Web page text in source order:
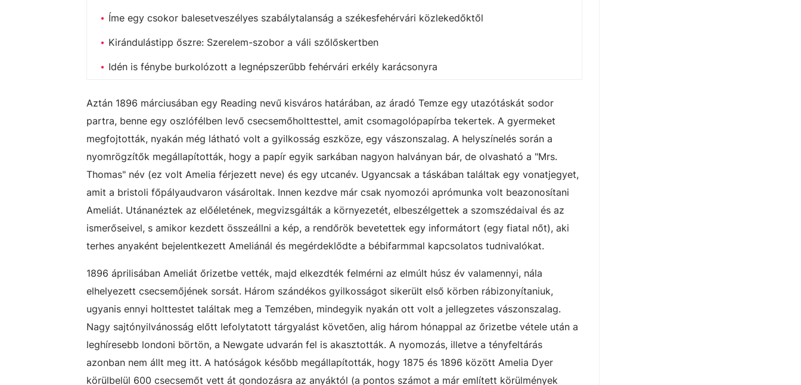
Íme egy csokor balesetveszélyes szabálytalanság a székesfehérvári közlekedőktől
Kirándulástipp őszre: Szerelem-szobor a váli szőlőskertben
Idén is fénybe burkolózott a legnépszerűbb fehérvári erkély karácsonyra
Aztán 1896 márciusában egy Reading nevű kisváros határában, az áradó Temze egy utazótáskát sodor
partra, benne egy oszlófélben levő csecsemőholttesttel, amit csomagolópapírba tekertek. A gyermeket
megfojtották, nyakán még látható volt a gyilkosság eszköze, egy vászonszalag. A helyszínelés során a
nyomrögzítők megállapították, hogy a papír egyik sarkában nagyon halványan bár, de olvasható a "Mrs.
Thomas" név (ez volt Amelia férjezett neve) és egy utcanév. Ugyancsak a táskában találtak egy vonatjegyet,
amit a bristoli főpályaudvaron vásároltak. Innen kezdve már csak nyomozói aprómunka volt beazonosítani
Ameliát. Utánanéztek az előéletének, megvizsgálták a környezetét, elbeszélgettek a szomszédaival és az
ismerőseivel, s amikor kezdett összeállni a kép, a rendőrök bevetettek egy informátort (egy fiatal nőt), aki
terhes anyaként bejelentkezett Ameliánál és megérdeklődte a bébifarmmal kapcsolatos tudnivalókat.
1896 áprilisában Ameliát őrizetbe vették, majd elkezdték felmérni az elmúlt húsz év valamennyi, nála
elhelyezett csecsemőjének sorsát. Három szándékos gyilkosságot sikerült első körben rábizonyítaniuk,
ugyanis ennyi holttestet találtak meg a Temzében, mindegyik nyakán ott volt a jellegzetes vászonszalag.
Nagy sajtónyilvánosság előtt lefolytatott tárgyalást követően, alig három hónappal az őrizetbe vétele után a
leghíresebb londoni börtön, a Newgate udvarán fel is akasztották. A nyomozás, illetve a tényfeltárás
azonban nem állt meg itt. A hatóságok később megállapították, hogy 1875 és 1896 között Amelia Dyer
körülbelül 600 csecsemőt vett át gondozásra az anyáktól (a pontos számot a már említett körülmények